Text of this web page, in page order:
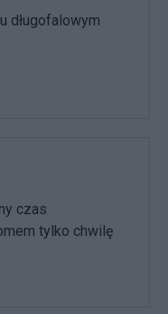
długofalowym
czas
tylko chwilę